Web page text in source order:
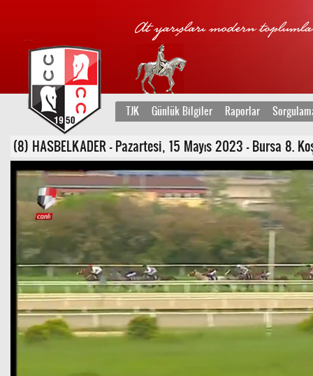
TJK Günlük Bilgiler Raporlar
(8) HASBELKADER - Pazartesi, 15 Mayıs 2023 - Bursa 8.